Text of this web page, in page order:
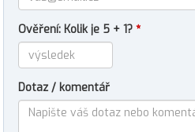
Ověření: Kolik je 5 + 1? *
Dotaz / komentář